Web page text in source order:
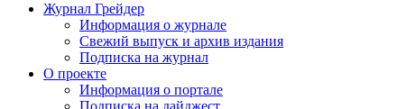
Журнал Грейдер
Информация о журнале
Свежий выпуск и архив издания
Подписка на журнал
О проекте
Информация о портале
Подписка на дайджест